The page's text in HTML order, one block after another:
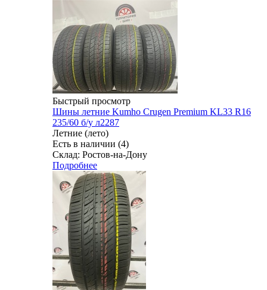
Быстрый просмотр
Шины летние Kumho Crugen Premium KL33 R16
235/60 б/у л2287
Летние (лето)
Есть в наличии (4)
Склад: Ростов-на-Дону
Подробнее